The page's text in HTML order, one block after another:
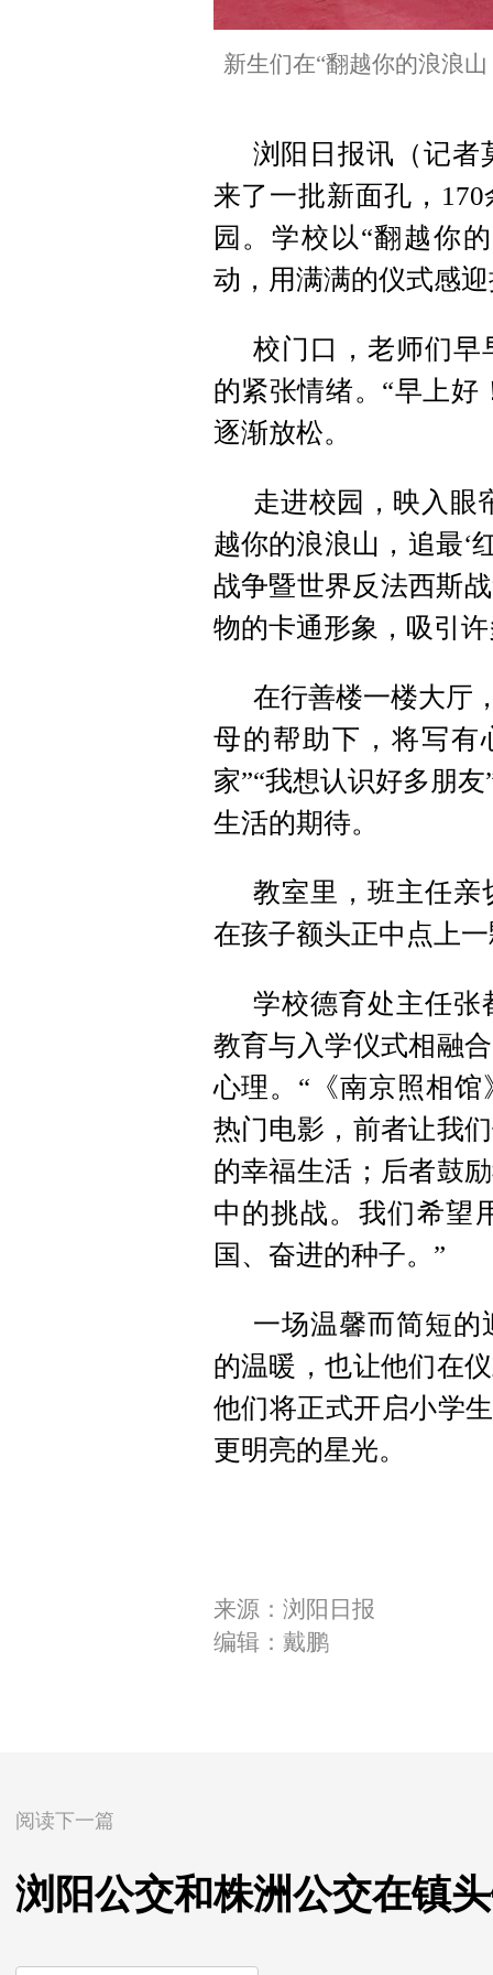
新生们在“翻越你的浪浪
浏阳日报讯（记者
来了一批新面孔，
园。学校以“翻越你
动，用满满的仪式感
校门口，老师们早
的紧张情绪。“早上好
逐渐放松。
走进校园，映入
越你的浪浪山，追最‘
战争暨世界反法西斯
物的卡通形象，吸引
在行善楼一楼大厅
母的帮助下，将写有
家”“我想认识好多朋
生活的期待。
教室里，班主任亲
在孩子额头正中点上
学校德育处主任张
教育与入学仪式相融
心理。“《南京照相
热门电影，前者让我
的幸福生活；后者鼓
中的挑战。我们希望
国、奋进的种子。”
一场温馨而简短
的温暖，也让他们在
他们将正式开启小学
更明亮的星光。
来源：浏阳日报
编辑：戴鹏
阅读下一篇
浏阳公交和株洲公交在镇